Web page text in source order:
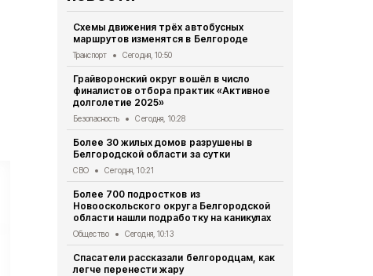
Схемы движения трёх автобусных
маршрутов изменятся в Белгороде
Транспорт Сегодня, 10:50
Грайворонский округ вошёл в число
финалистов отбора практик «Активное
долголетие 2025»
Безопасность Сегодня, 10:28
Более 30 жилых домов разрушены в
Белгородской области за сутки
СВО Сегодня, 10:21
Более 700 подростков из
Новооскольского округа Белгородской
области нашли подработку на каникулах
Общество Сегодня, 10:13
Спасатели рассказали белгородцам, как
легче перенести жару